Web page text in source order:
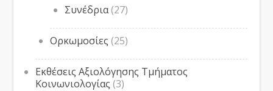
Συνέδρια(27)
Ορκωμοσίες (25)
Εκθέσεις Αξιολόγησης Τμήματος
Κοινωνιολογίας (3)